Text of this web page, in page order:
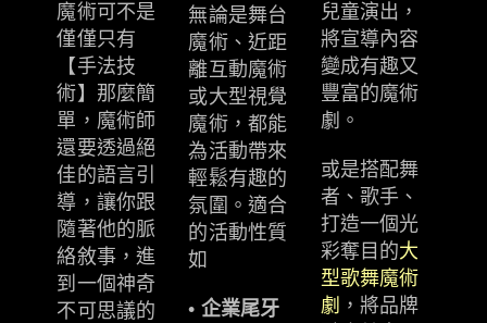
魔術可不是
僅僅只有
【手法技
術】那麼簡
單，魔術師
還要透過絕
佳的語言引
導，讓你跟
隨著他的脈
絡敘事，進
到一個神奇
不可思議的
無論是舞台
魔術、近距
離互動魔術
或大型視覺
魔術，都能
為活動帶來
輕鬆有趣的
氛圍。適合
的活動性質
如
• 企業尾牙
兒童演出，
將宣導內容
變成有趣又
豐富的魔術
劇。
或是搭配舞
者、歌手、
打造一個光
彩奪目的大
型歌舞魔術
劇 ，將品牌